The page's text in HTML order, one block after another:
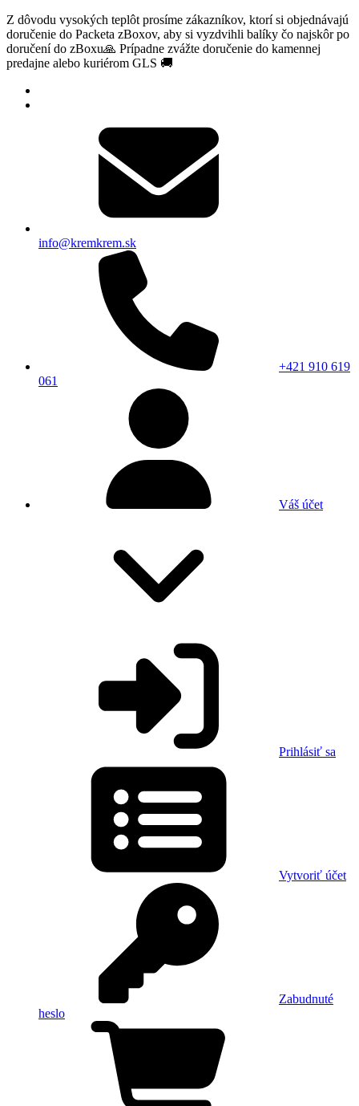
Z dôvodu vysokých teplôt prosíme zákazníkov, ktorí si objednávajú
doručenie do Packeta zBoxov, aby si vyzdvihli balíky čo najskôr po
doručení do zBoxu🙏 Prípadne zvážte doručenie do kamennej
predajne alebo kuriérom GLS 🚚
info@kremkrem.sk
+421 910 619
061
Váš účet
Prihlásiť sa
Vytvoriť účet
Zabudnuté
heslo